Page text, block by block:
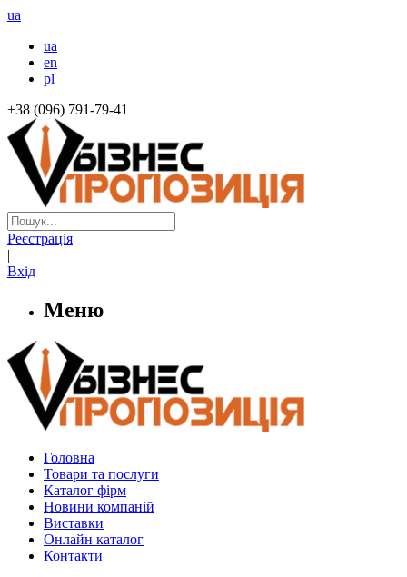
ua
ua
en
pl
+38 (096) 791-79-41
Реєстрація
|
Вхід
Меню
Головна
Товари та послуги
Каталог фірм
Новини компаній
Виставки
Онлайн каталог
Контакти